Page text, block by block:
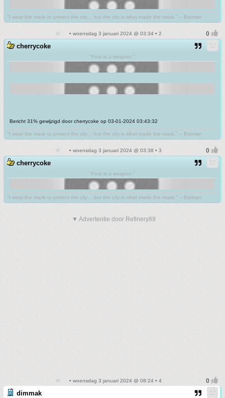
"I wear the mask to protect the city… but the city is what made the mask." – Batman
• woensdag 3 januari 2024 @ 03:34 • 2
cherrycoke
"Fear is a weapon."
Bericht 31% gewijzigd door cherrycoke op 03-01-2024 03:43:32
"I wear the mask to protect the city… but the city is what made the mask." – Batman
• woensdag 3 januari 2024 @ 03:38 • 3
cherrycoke
"Fear is a weapon."
"I wear the mask to protect the city… but the city is what made the mask." – Batman
▼ Advertentie door Refinery89
• woensdag 3 januari 2024 @ 08:24 • 4
dimmak